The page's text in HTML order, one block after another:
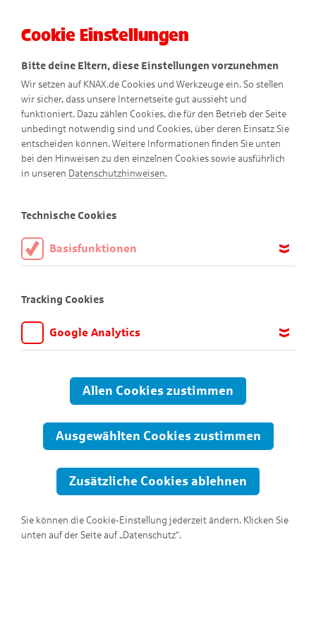
Cookie Einstellungen
Bitte deine Eltern, diese Einstellungen vorzunehmen
Wir setzen auf KNAX.de Cookies und Werkzeuge ein. So stellen
wir sicher, dass unsere Internetseite gut aussieht und
funktioniert. Dazu zählen Cookies, die für den Betrieb der Seite
unbedingt notwendig sind und Cookies, über deren Einsatz Sie
entscheiden können. Weitere Informationen finden Sie unten
bei den Hinweisen zu den einzelnen Cookies sowie ausführlich
in unseren Datenschutzhinweisen.
Technische Cookies
Basisfunktionen
aktiviert sein.
Tracking Cookies
Google Analytics
anpassen und verbessern können. Aus diesem Grund nutzen wir
Google Analytics. Dieses Werkzeug erfasst die Seitenaufrufe zu
Übertragung anonymisiert.
Allen Cookies zustimmen
Ausgewählten Cookies zustimmen
Zusätzliche Cookies ablehnen
Sie können die Cookie-Einstellung jederzeit ändern. Klicken Sie
unten auf der Seite auf „Datenschutz“.